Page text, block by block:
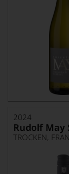
2024
Rudolf May
TROCKEN,